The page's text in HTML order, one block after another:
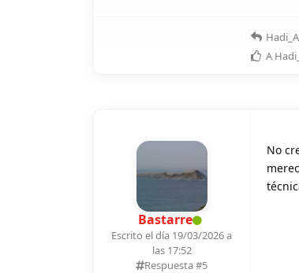
A
Bastarre
Escrito el día 19/03/2026 a
las 17:52
Respuesta #5
No